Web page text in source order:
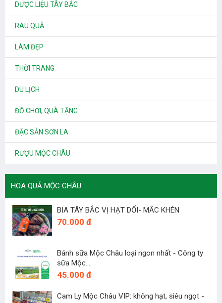
DƯỢC LIỆU TÂY BẮC
RAU QUẢ
LÀM ĐẸP
THỜI TRANG
DU LỊCH
ĐỒ CHƠI, QUÀ TẶNG
ĐẶC SẢN SƠN LA
RƯỢU MỘC CHÂU
HOA QUẢ MỘC CHÂU
BIA TÂY BẮC VỊ HẠT DỔI- MẮC KHÉN
70.000 đ
Bánh sữa Mộc Châu loại ngon nhất - Công ty
sữa Mộc...
45.000 đ
Cam Ly Mộc Châu VIP: không hạt, siêu ngọt -